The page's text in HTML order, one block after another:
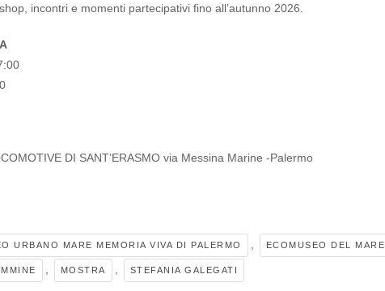
incontri e momenti partecipativi fino all’autunno 2026.
DI SANT’ERASMO via Messina Marine -Palermo
URBANO MARE MEMORIA VIVA DI PALERMO ECOMUSEO DEL MARE
MOSTRA STEFANIA GALEGATI